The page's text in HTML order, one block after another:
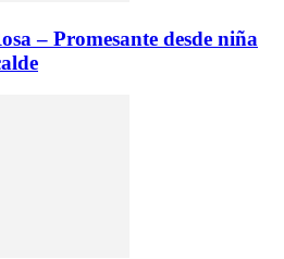
– Promesante desde niña